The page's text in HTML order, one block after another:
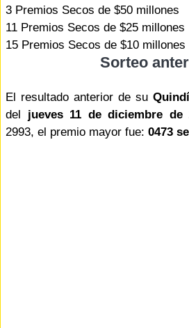
3 Premios Secos de $50 millones
11 Premios Secos de $25 millones
15 Premios Secos de $10 millones
Sorteo
El resultado anterior de su
del jueves 11 de diciembre de
2993, el premio mayor fue: 0473